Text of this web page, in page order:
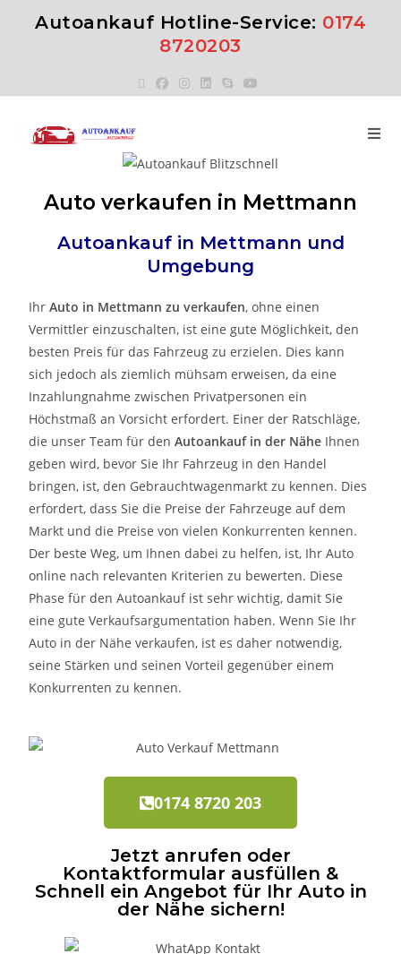
Autoankauf Hotline-Service: 0174
8720203
Auto verkaufen in Mettmann
Autoankauf in Mettmann und
Umgebung
IhrAuto in Mettmann zu verkaufen, ohne einen
Vermittler einzuschalten, ist eine gute Möglichkeit, den
besten Preis für das Fahrzeug zu erzielen. Dies kann
sich jedoch als ziemlich mühsam erweisen, da eine
Inzahlungnahme zwischen Privatpersonen ein
Höchstmaß an Vorsicht erfordert. Einer der Ratschläge,
die unser Team für denAutoankauf in der Nähe Ihnen
geben wird, bevor Sie Ihr Fahrzeug in den Handel
bringen, ist, den Gebrauchtwagenmarkt zu kennen. Dies
erfordert, dass Sie die Preise der Fahrzeuge auf dem
Markt und die Preise von vielen Konkurrenten kennen.
Der beste Weg, um Ihnen dabei zu helfen, ist, Ihr Auto
online nach relevanten Kriterien zu bewerten. Diese
Phase für den Autoankauf ist sehr wichtig, damit Sie
eine gute Verkaufsargumentation haben. Wenn Sie Ihr
Auto in der Nähe verkaufen, ist es daher notwendig,
seine Stärken und seinen Vorteil gegenüber einem
Konkurrenten zu kennen.
0174 8720 203
Jetzt anrufen oder
Kontaktformular ausfüllen &
Schnell ein Angebot für Ihr Auto in
der Nähe sichern!